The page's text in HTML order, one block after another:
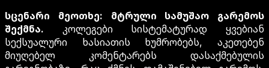
სცენარი მეოთხე: მტრული სამუშაო გარემოს
შექმნა. კოლეგები სისტემატურად ყვებიან
სექსუალური ხასიათის ხუმრობებს, აკეთებენ
მიუღებელ კომენტარებს დასაქმებულის